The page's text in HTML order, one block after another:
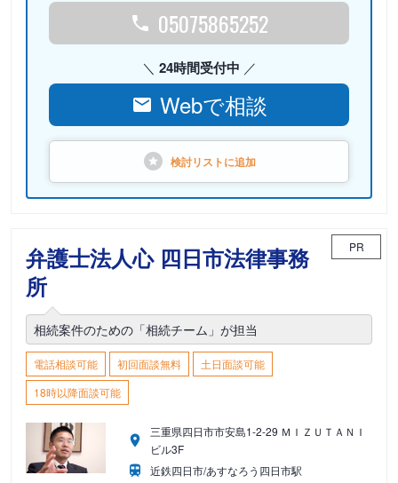
05075865252
24時間受付中
Webで相談
検討リストに追加
弁護士法人心 四日市法律事務
所
PR
相続案件のための「相続チーム」が担当
電話相談可能 初回面談無料
土日面談可能
18時以降面談可能
三重県四日市市安島1-2-29 ＭＩＺＵＴＡＮＩ
ビル3F
近鉄四日市/あすなろう四日市駅